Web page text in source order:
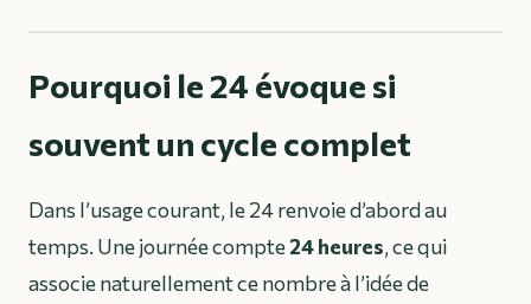
Pourquoi le 24 évoque si
souvent un cycle complet
Dans l’usage courant, le 24 renvoie d’abord au
temps. Une journée compte24 heures, ce qui
associe naturellement ce nombre à l’idée de